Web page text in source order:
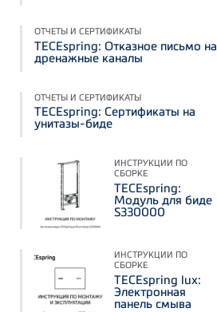
ОТЧЕТЫ И СЕРТИФИКАТЫ
TECEspring: Отказное письмо на
дренажные каналы
ОТЧЕТЫ И СЕРТИФИКАТЫ
TECEspring: Сертификаты на
унитазы-биде
ИНСТРУКЦИИ ПО
СБОРКЕ
TECEspring:
Модуль для биде
S330000
ИНСТРУКЦИИ ПО
СБОРКЕ
TECEspring lux:
Электронная
панель смыва